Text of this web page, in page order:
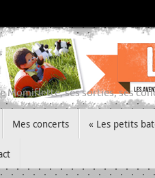
Momiflette, ses sorties, ses
Mes concerts « Les petits